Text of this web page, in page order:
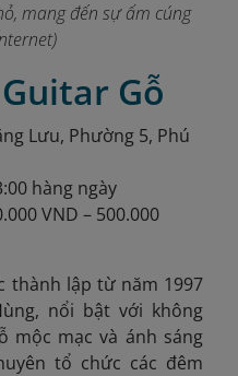
mang đến sự ấm cúng
Gỗ
Lưu, Phường 5, Phú
hàng ngày
VND – 500.000
thành lập từ năm 1997
nổi bật với không
mộc mạc và ánh sáng
tổ chức các đêm